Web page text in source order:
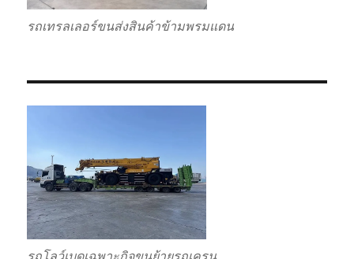
รถเทรลเลอร์ขนส่งสินค้าข้ามพรมแดน
รถโลว์เบดเฉพาะกิจขนย้ายรถเครน